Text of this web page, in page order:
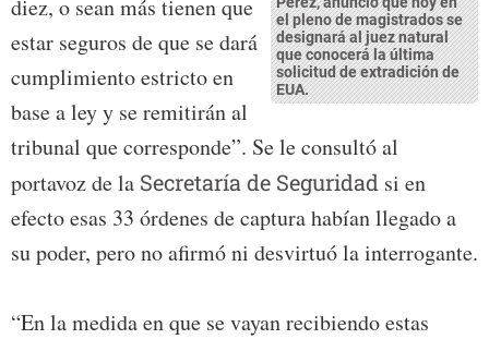
el pleno de magistrados se
designará al juez natural
que conocerá la última
solicitud de extradición de
EUA.
diez, o sean más tienen que
estar seguros de que se dará
cumplimiento estricto en
base a ley y se remitirán al
tribunal que corresponde”. Se le consultó al
portavoz de la Secretaría de Seguridad si en
efecto esas 33 órdenes de captura habían llegado a
su poder, pero no afirmó ni desvirtuó la interrogante.
“En la medida en que se vayan recibiendo estas